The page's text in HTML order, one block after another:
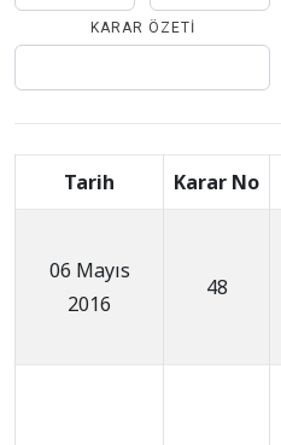
KARAR ÖZETI
Tarih Karar No
06 Mayıs
2016
48